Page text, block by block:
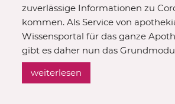
zuverlässige Informationen zu
kommen. Als Service von
Wissensportal für das ganze
gibt es daher nun das
weiterlesen